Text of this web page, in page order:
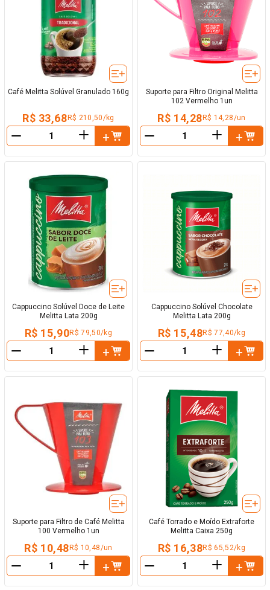
Café Melitta Solúvel Granulado 160g
R$ 33,68 R$ 210,50/kg
＋
Suporte para Filtro Original Melitta
102 Vermelho 1un
R$ 14,28 R$ 14,28/un
＋
Cappuccino Solúvel Doce de Leite
Melitta Lata 200g
R$ 15,90R$ 79,50/kg
＋
Cappuccino Solúvel Chocolate
Melitta Lata 200g
R$ 15,48R$ 77,40/kg
＋
Suporte para Filtro de Café Melitta
100 Vermelho 1un
R$ 10,48 R$ 10,48/un
＋
Café Torrado e Moído Extraforte
Melitta Caixa 250g
R$ 16,38R$ 65,52/kg
＋